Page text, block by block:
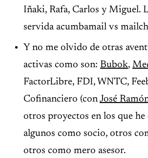
Iñaki, Rafa, Carlos y Miguel.
servida acumbamail vs
Y no me olvido de otras
activas como son: Bubok,
FactorLibre, FDI, WNTC,
Cofinanciero (conJosé
otros proyectos en los que he
algunos como socio, otros
otros como mero asesor.